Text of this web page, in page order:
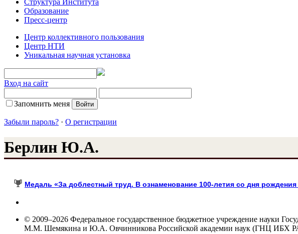
Образование
Пресс-центр
Центр коллективного пользования
Центр НТИ
Уникальная научная установка
Вход на сайт
Запомнить меня
Забыли пароль? · О регистрации
Берлин Ю.А.
Медаль «За доблестный труд. В ознаменование 100-летия со дня
© 2009–2026 Федеральное государственное бюджетное учреждение науки
М.М. Шемякина и Ю.А. Овчинникова Российской академии наук (ГНЦ ИБХ